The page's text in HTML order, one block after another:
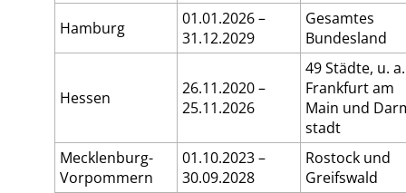
Hamburg
01.01.2026 –
31.12.2029
Gesamtes
Bundes­land
Hessen
26.11.2020 –
25.11.2026
49 Städte, u. a.
Frank­furt am
Main und
stadt
Mecklen­burg-
Vor­pommern
01.10.2023 –
30.09.2028
Rostock und
Greifs­wald